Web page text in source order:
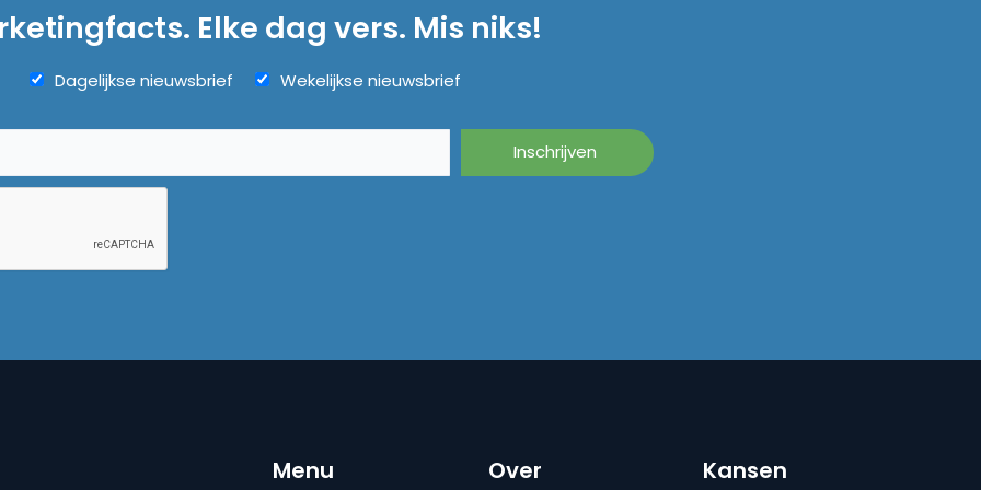
Elke dag vers. Mis niks!
Dagelijkse nieuwsbrief Wekelijkse nieuwsbrief
Menu Over Kansen